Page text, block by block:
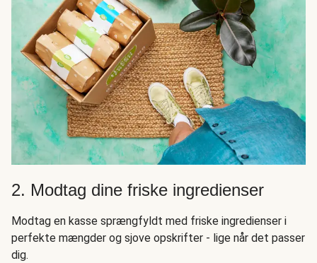
2. Modtag dine friske ingredienser
Modtag en kasse sprængfyldt med friske ingredienser i
perfekte mængder og sjove opskrifter - lige når det passer
dig.